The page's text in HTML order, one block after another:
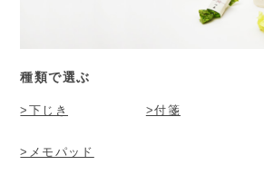
種類で選ぶ
>下じき >付箋
>メモパッド